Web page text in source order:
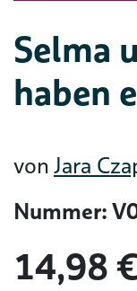
Selma
haben
vonJara
Nummer:
14,98 €